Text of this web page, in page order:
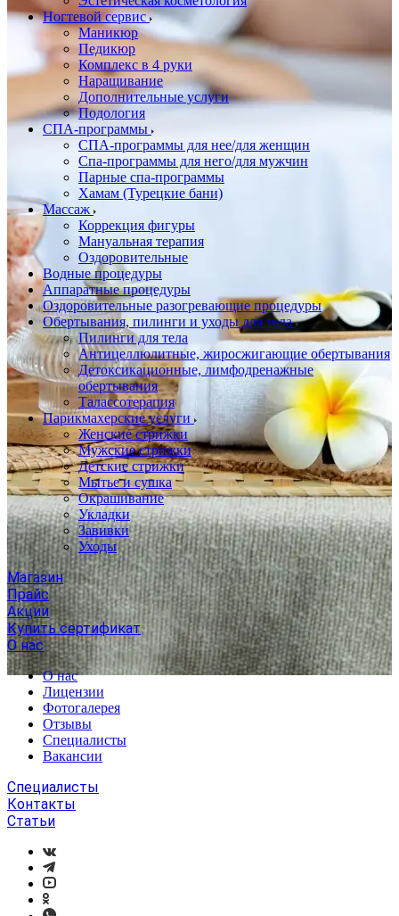
Ногтевой сервис
Маникюр
Педикюр
Комплекс в 4 руки
Наращивание
Дополнительные услуги
Подология
СПА-программы
СПА-программы для нее/для женщин
Спа-программы для него/для мужчин
Парные спа-программы
Хамам (Турецкие бани)
Массаж
Коррекция фигуры
Мануальная терапия
Оздоровительные
Водные процедуры
Аппаратные процедуры
Оздоровительные разогревающие процедуры
Обертывания, пилинги и уходы для тела
Пилинги для тела
Антицеллюлитные, жиросжигающие обертывания
Детоксикационные, лимфодренажные
обертывания
Талассотерапия
Парикмахерские услуги
Женские стрижки
Мужские стрижки
Детские стрижки
Мытье и сушка
Окрашивание
Укладки
Завивки
Уходы
Магазин
Прайс
Акции
Купить сертификат
О нас
О нас
Лицензии
Фотогалерея
Отзывы
Специалисты
Вакансии
Специалисты
Контакты
Статьи